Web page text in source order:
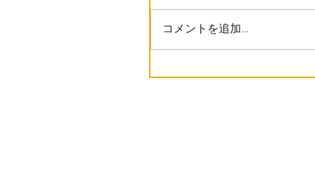
コメントを追加…